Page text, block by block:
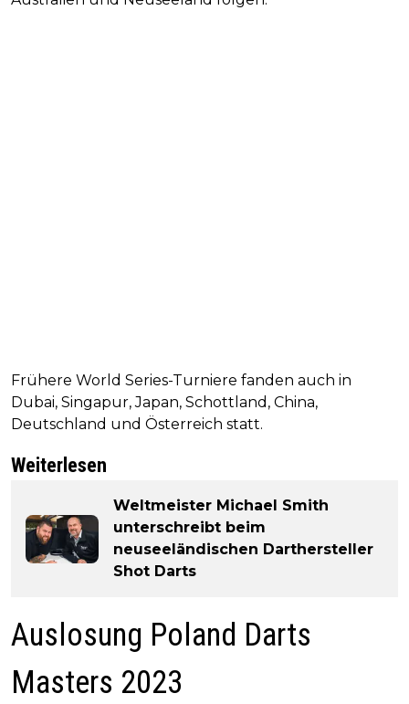
Frühere World Series-Turniere fanden auch in
Dubai, Singapur, Japan, Schottland, China,
Deutschland und Österreich statt.
Weiterlesen
Weltmeister Michael Smith
unterschreibt beim
neuseeländischen Darthersteller
Shot Darts
Auslosung Poland Darts
Masters 2023